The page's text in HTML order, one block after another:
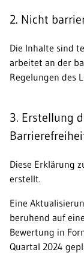
2. Nicht
Die Inhalte sind
arbeitet an der
Regelungen des
3. Erstellung
Diese Erklärung
erstellt.
Eine
beruhend auf
Bewertung in
Quartal 2024